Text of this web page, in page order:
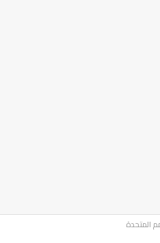
المتحدة